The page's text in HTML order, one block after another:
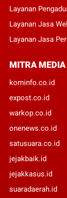
Layanan
Layanan Jasa
Layanan Jasa
MITRA MEDIA
kominfo.co.id
expost.co.id
warkop.co.id
onenews.co.id
satusuara.co.id
jejakbaik.id
jejakkasus.id
suaradaerah.id